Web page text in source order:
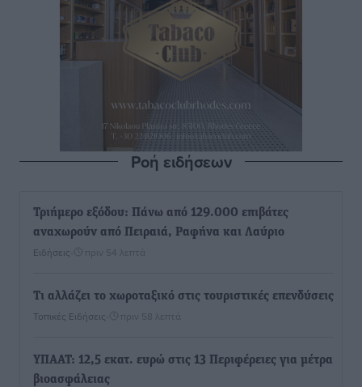
Ροή ειδήσεων
Τριήμερο εξόδου: Πάνω από 129.000 επιβάτες
αναχωρούν από Πειραιά, Ραφήνα και Λαύριο
Ειδήσεις πριν 54 λεπτά
Τι αλλάζει το χωροταξικό στις τουριστικές επενδύσεις
Τοπικές Ειδήσεις πριν 58 λεπτά
ΥΠΑΑΤ: 12,5 εκατ. ευρώ στις 13 Περιφέρειες για μέτρα
βιοασφάλειας